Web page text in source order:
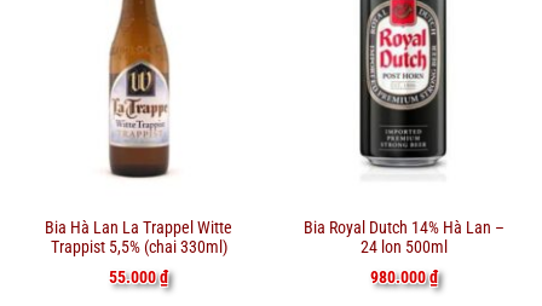
Bia Hà Lan La Trappel Witte
Trappist 5,5% (chai 330ml)
55.000₫
Bia Royal Dutch 14% Hà Lan –
24 lon 500ml
980.000₫